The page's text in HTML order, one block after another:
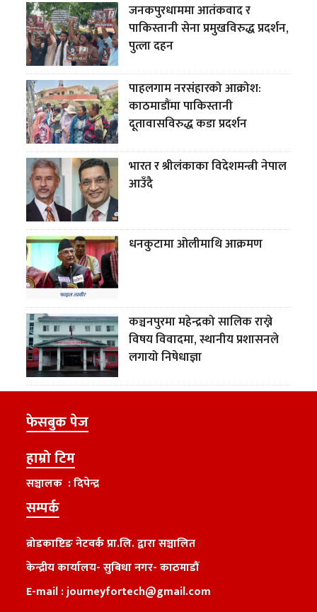
जनकपुरधाममा आतंकवाद र
पाकिस्तानी सेना प्रमुखविरुद्ध प्रदर्शन,
पुत्ला दहन
पाहलगाम नरसंहारको आक्रोश:
काठमाडौंमा पाकिस्तानी
दूतावासविरुद्ध कडा प्रदर्शन
भारत र श्रीलंकाका विदेशमन्त्री नेपाल
आउँदै
धनकुटामा ओलीमाथि आक्रमण
कञ्चनपुरमा महेन्द्रको सालिक राख्ने
विषय विवादमा, स्थानीय प्रशासनले
लगायो निषेधाज्ञा
फेसबुक पेज
हाम्रो टिम
सञ्चालक : दिपेन्द्र
सम्पर्क
ब्रोडकाष्टिङ नेटवर्क प्रा.लि. द्वारा सञ्चालित
केन्द्रीय कार्यालय-सुबिधा नगर- काठमाडौं
E-mail :journeyfortech@gmail.com